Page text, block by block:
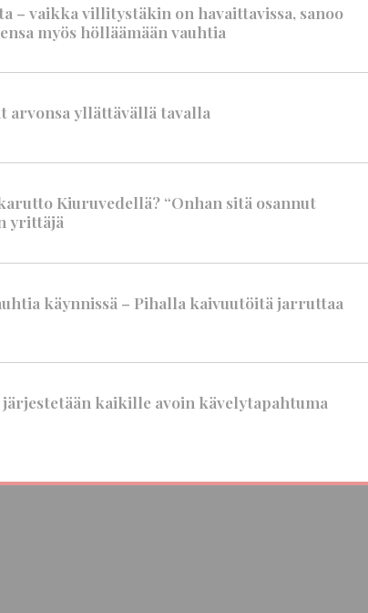
– vaikka villitystäkin on havaittavissa, sanoo
myös hölläämään vauhtia
arvonsa yllättävällä tavalla
Kiuruvedellä? “Onhan sitä osannut
yrittäjä
käynnissä – Pihalla kaivuutöitä jarruttaa
kaikille avoin kävelytapahtuma